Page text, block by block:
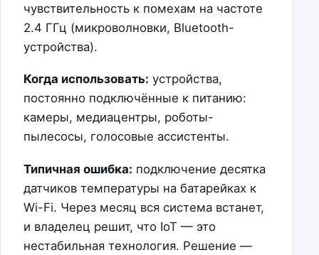
чувствительность к помехам на частоте
2.4 ГГц (микроволновки, Bluetooth-
устройства).
Когда использовать: устройства,
постоянно подключённые к питанию:
камеры, медиацентры, роботы-
пылесосы, голосовые ассистенты.
Типичная ошибка: подключение десятка
датчиков температуры на батарейках к
Wi-Fi. Через месяц вся система встанет,
и владелец решит, что IoT — это
нестабильная технология. Решение —